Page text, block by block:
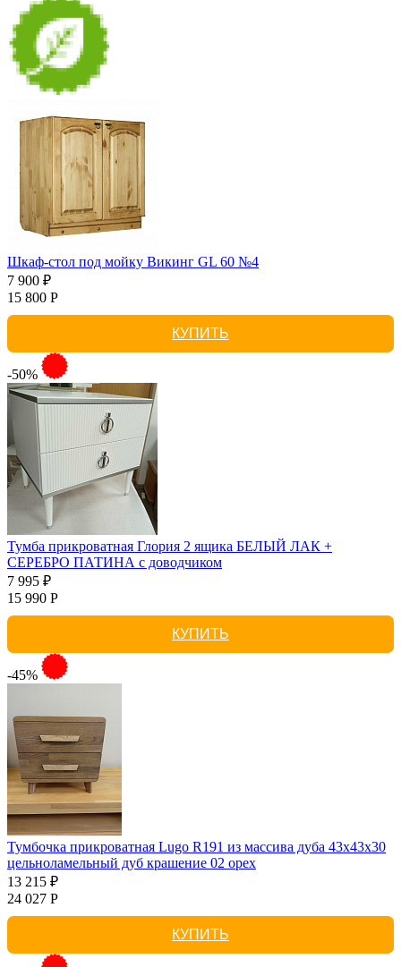
Шкаф-стол под мойку Викинг GL 60 №4
7 900 ₽
15 800 Р
КУПИТЬ
-50%
Тумба прикроватная Глория 2 ящика БЕЛЫЙ ЛАК +
СЕРЕБРО ПАТИНА с доводчиком
7 995 ₽
15 990 Р
КУПИТЬ
-45%
Тумбочка прикроватная Lugo R191 из массива дуба 43х43х30
цельноламельный дуб крашение 02 орех
13 215 ₽
24 027 Р
КУПИТЬ